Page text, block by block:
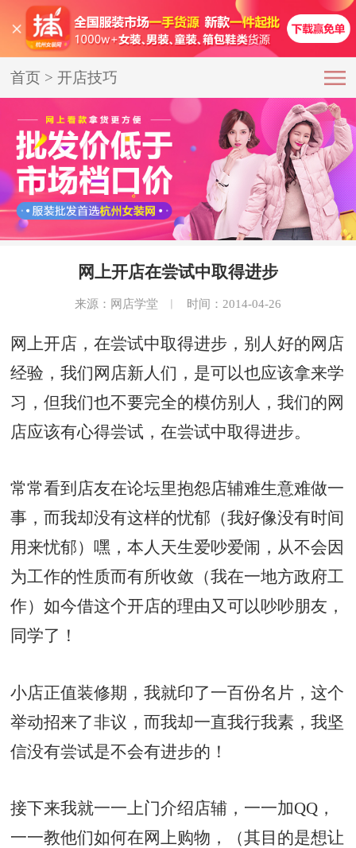
首页 >开店技巧
网上开店在尝试中取得进步
来源：网店学堂 ︱ 时间：2014-04-26
网上开店，在尝试中取得进步，别人好的网店
经验，我们网店新人们，是可以也应该拿来学
习，但我们也不要完全的模仿别人，我们的网
店应该有心得尝试，在尝试中取得进步。
常常看到店友在论坛里抱怨店辅难生意难做一
事，而我却没有这样的忧郁（我好像没有时间
用来忧郁）嘿，本人天生爱吵爱闹，从不会因
为工作的性质而有所收敛（我在一地方政府工
作）如今借这个开店的理由又可以吵吵朋友，
同学了！
小店正值装修期，我就印了一百份名片，这个
举动招来了非议，而我却一直我行我素，我坚
信没有尝试是不会有进步的！
接下来我就一一上门介绍店辅，一一加QQ，
一一教他们如何在网上购物，（其目的是想让